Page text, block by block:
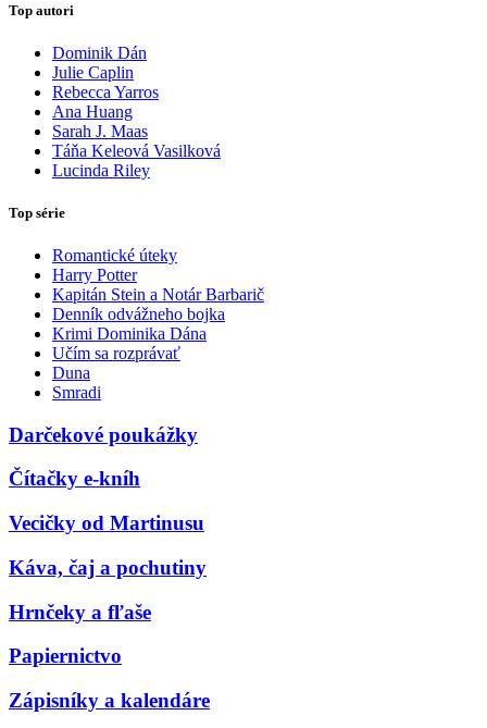
Top autori
Dominik Dán
Julie Caplin
Rebecca Yarros
Ana Huang
Sarah J. Maas
Táňa Keleová Vasilková
Lucinda Riley
Top série
Romantické úteky
Harry Potter
Kapitán Stein a Notár Barbarič
Denník odvážneho bojka
Krimi Dominika Dána
Učím sa rozprávať
Duna
Smradi
Darčekové poukážky
Čítačky e-kníh
Vecičky od Martinusu
Káva, čaj a pochutiny
Hrnčeky a fľaše
Papiernictvo
Zápisníky a kalendáre